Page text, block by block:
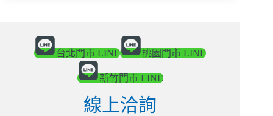
台北門市 LINE 桃園門市 LINE
新竹門市 LINE
線上洽詢